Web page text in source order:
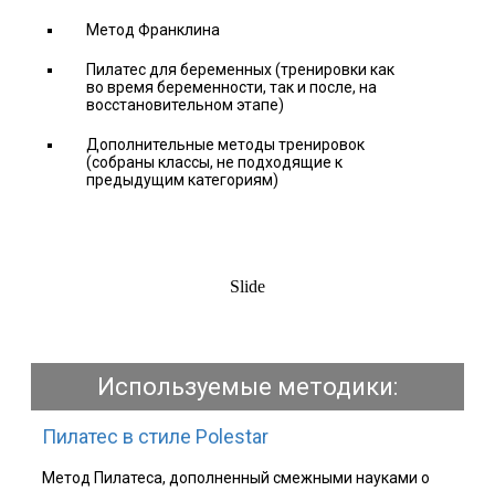
Метод Франклина
Пилатес для беременных (тренировки как
во время беременности, так и после, на
восстановительном этапе)
Дополнительные методы тренировок
(собраны классы, не подходящие к
предыдущим категориям)
Slide
Используемые методики:
Пилатес в стиле Polestar
Метод Пилатеса, дополненный смежными науками о